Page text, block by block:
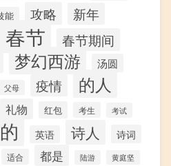
能 攻略 新年
春节 春节期间
梦幻西游 汤圆
父母 疫情 的人
礼物 红包 考生 考试
英语 诗人 诗词
适合 都是 陆游 黄庭坚